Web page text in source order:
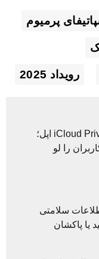
پرمیوم
رویداد 2025
افشای نشت آدرس IP در iCloud Private Relay اپل؛
را لو
سلامتی
یا پاکشان